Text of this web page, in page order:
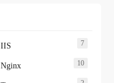
IIS 7
Nginx 10